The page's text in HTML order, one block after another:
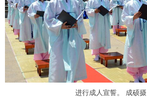
富媒体 摄影
新华电视中文 新华电视英文
进行成人宣誓。 成硕摄